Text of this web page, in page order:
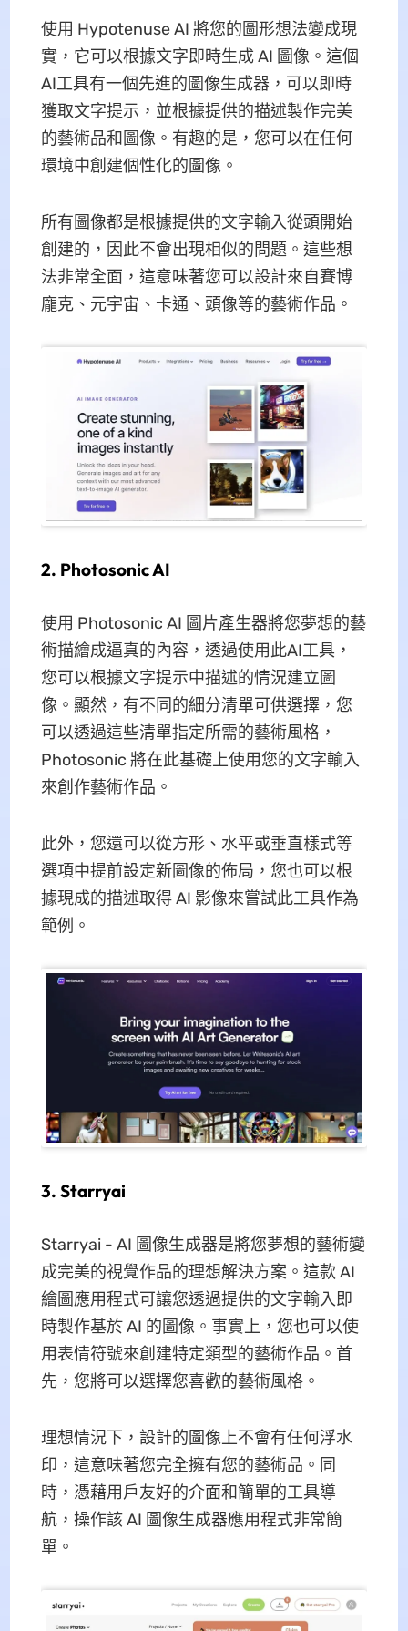
使用 Hypotenuse AI 將您的圖形想法變成現
實，它可以根據文字即時生成 AI 圖像。這個
AI工具有一個先進的圖像生成器，可以即時
獲取文字提示，並根據提供的描述製作完美
的藝術品和圖像。有趣的是，您可以在任何
環境中創建個性化的圖像。
所有圖像都是根據提供的文字輸入從頭開始
創建的，因此不會出現相似的問題。這些想
法非常全面，這意味著您可以設計來自賽博
龐克、元宇宙、卡通、頭像等的藝術作品。
2. Photosonic AI
使用 Photosonic AI 圖片產生器將您夢想的藝
術描繪成逼真的內容，透過使用此AI工具，
您可以根據文字提示中描述的情況建立圖
像。顯然，有不同的細分清單可供選擇，您
可以透過這些清單指定所需的藝術風格，
Photosonic 將在此基礎上使用您的文字輸入
來創作藝術作品。
此外，您還可以從方形、水平或垂直樣式等
選項中提前設定新圖像的佈局，您也可以根
據現成的描述取得 AI 影像來嘗試此工具作為
範例。
3. Starryai
Starryai - AI 圖像生成器是將您夢想的藝術變
成完美的視覺作品的理想解決方案。這款 AI
繪圖應用程式可讓您透過提供的文字輸入即
時製作基於 AI 的圖像。事實上，您也可以使
用表情符號來創建特定類型的藝術作品。首
先，您將可以選擇您喜歡的藝術風格。
理想情況下，設計的圖像上不會有任何浮水
印，這意味著您完全擁有您的藝術品。同
時，憑藉用戶友好的介面和簡單的工具導
航，操作該 AI 圖像生成器應用程式非常簡
單。